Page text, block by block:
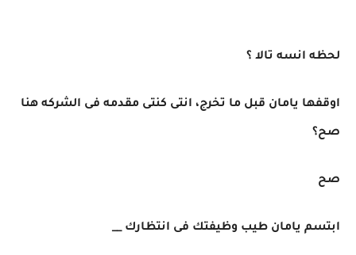
لحظه انسه تالا ؟
اوقفها يامان قبل ما تخرج، انتى كنتى مقدمه فى الشركه هنا
صح؟
صح
ابتسم يامان طيب وظيفتك فى انتظارك __